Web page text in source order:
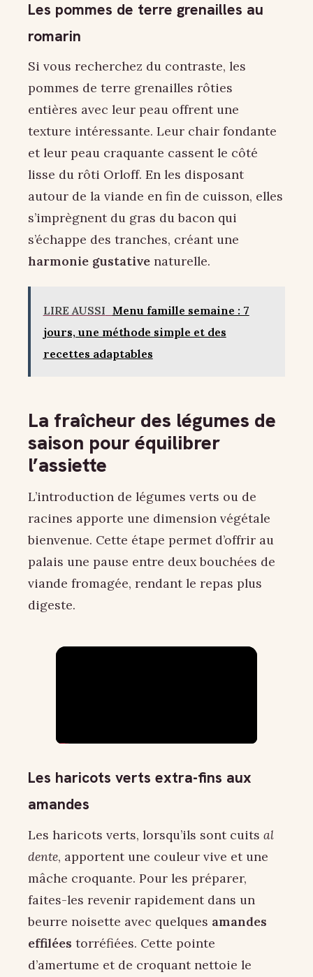
Les pommes de terre grenailles au
romarin
Si vous recherchez du contraste, les
pommes de terre grenailles rôties
entières avec leur peau offrent une
texture intéressante. Leur chair fondante
et leur peau craquante cassent le côté
lisse du rôti Orloff. En les disposant
autour de la viande en fin de cuisson, elles
s’imprègnent du gras du bacon qui
s’échappe des tranches, créant une
harmonie gustative naturelle.
LIRE AUSSI Menu famille semaine : 7
jours, une méthode simple et des
recettes adaptables
La fraîcheur des légumes de
saison pour équilibrer
l’assiette
L’introduction de légumes verts ou de
racines apporte une dimension végétale
bienvenue. Cette étape permet d’offrir au
palais une pause entre deux bouchées de
viande fromagée, rendant le repas plus
digeste.
Les haricots verts extra-fins aux
amandes
Les haricots verts, lorsqu’ils sont cuits al
dente, apportent une couleur vive et une
mâche croquante. Pour les préparer,
faites-les revenir rapidement dans un
beurre noisette avec quelques amandes
effilées torréfiées. Cette pointe
d’amertume et de croquant nettoie le